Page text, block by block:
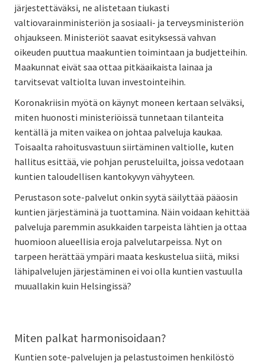
järjestettäväksi, ne alistetaan tiukasti
valtiovarainministeriön ja sosiaali- ja terveysministeriön
ohjaukseen. Ministeriöt saavat esityksessä vahvan
oikeuden puuttua maakuntien toimintaan ja budjetteihin.
Maakunnat eivät saa ottaa pitkäaikaista lainaa ja
tarvitsevat valtiolta luvan investointeihin.
Koronakriisin myötä on käynyt moneen kertaan selväksi,
miten huonosti ministeriöissä tunnetaan tilanteita
kentällä ja miten vaikea on johtaa palveluja kaukaa.
Toisaalta rahoitusvastuun siirtäminen valtiolle, kuten
hallitus esittää, vie pohjan perusteluilta, joissa vedotaan
kuntien taloudellisen kantokyvyn vähyyteen.
Perustason sote-palvelut onkin syytä säilyttää pääosin
kuntien järjestäminä ja tuottamina. Näin voidaan kehittää
palveluja paremmin asukkaiden tarpeista lähtien ja ottaa
huomioon alueellisia eroja palvelutarpeissa. Nyt on
tarpeen herättää ympäri maata keskustelua siitä, miksi
lähipalvelujen järjestäminen ei voi olla kuntien vastuulla
muuallakin kuin Helsingissä?
Miten palkat harmonisoidaan?
Kuntien sote-palvelujen ja pelastustoimen henkilöstö